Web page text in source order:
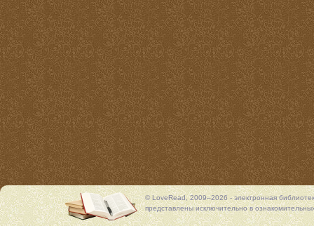
© LoveRead, 2009–2026 - электронная
представлены исключительно в